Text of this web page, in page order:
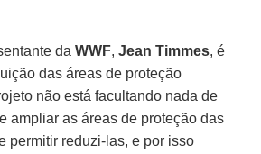
daWWF,Jean Timmes, é
das áreas de proteção
não está facultando nada de
ampliar as áreas de proteção das
permitir reduzi-las, e por isso